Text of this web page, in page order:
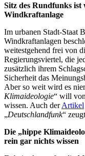
Sitz des Rundfunks ist
Windkraftanlage
Im urbanen Stadt-Staat
Windkraftanlagen
weitestgehend frei von
Regierungsviertel, die
zusätzlich ihrem
Sicherheit das
Aber so weit wird es
Klimaideologie“ will
wissen. Auch derArtikel
„Deutschlandfunk“
Die „hippe
rein gar nichts wissen